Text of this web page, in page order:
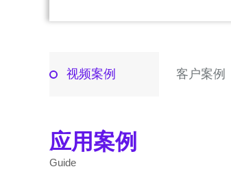
视频案例 客户案例
应用案例
Guide